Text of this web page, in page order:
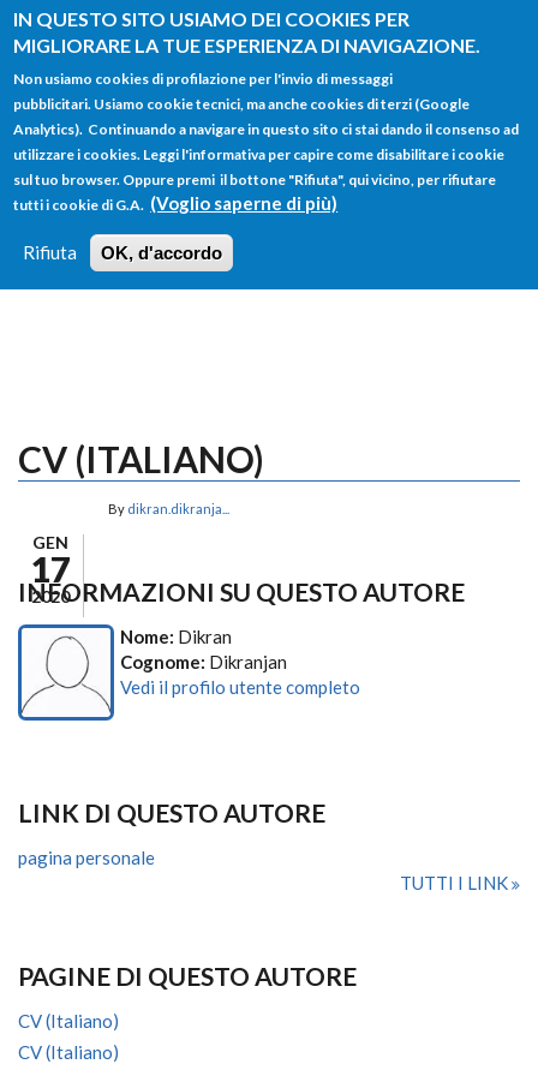
IN QUESTO SITO USIAMO DEI COOKIES PER
MIGLIORARE LA TUE ESPERIENZA DI NAVIGAZIONE.
Non usiamo cookies di profilazione per l'invio di messaggi
pubblicitari. Usiamo cookie tecnici, ma anche cookies di terzi (Google
Analytics). Continuando a navigare in questo sito ci stai dando il consenso ad
utilizzare i cookies. Leggi l'informativa per capire come disabilitare i cookie
sul tuo browser. Oppure premi il bottone "Rifiuta", qui vicino, per rifiutare
tutti i cookie di G.A. (Voglio saperne di più)
Rifiuta OK, d'accordo
Salta al contenuto principale
FORM
DI
RICERCA
Main menu
HOME TUTTI I PROFILI
LOGIN
CV (ITALIANO)
GEN
17
2020
By dikran.dikranja...
INFORMAZIONI SU QUESTO AUTORE
Nome: Dikran
Cognome: Dikranjan
Vedi il profilo utente completo
LINK DI QUESTO AUTORE
pagina personale
TUTTI I LINK
PAGINE DI QUESTO AUTORE
CV (Italiano)
CV (Italiano)